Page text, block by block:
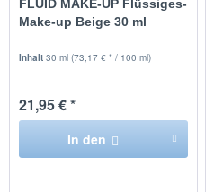
FLUID MAKE-UP Flüssiges-
Make-up Beige 30 ml
Inhalt30 ml(73,17 € * / 100 ml)
21,95 € *
In den